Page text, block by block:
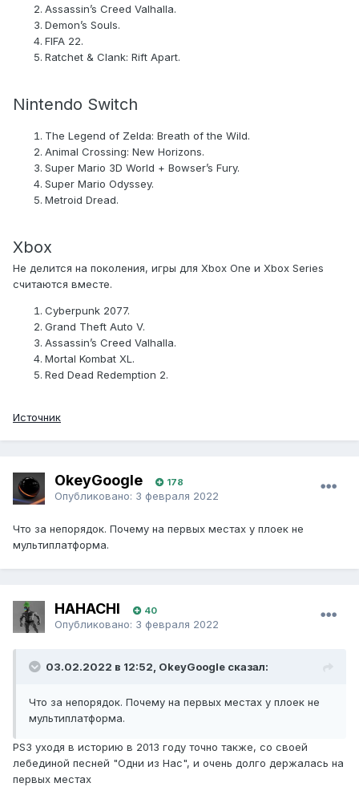
Assassin’s Creed Valhalla.
Demon’s Souls.
FIFA 22.
Ratchet & Clank: Rift Apart.
Nintendo Switch
The Legend of Zelda: Breath of the Wild.
Animal Crossing: New Horizons.
Super Mario 3D World + Bowser’s Fury.
Super Mario Odyssey.
Metroid Dread.
Xbox
Не делится на поколения, игры для Xbox One и Xbox Series
считаются вместе.
Cyberpunk 2077.
Grand Theft Auto V.
Assassin’s Creed Valhalla.
Mortal Kombat XL.
Red Dead Redemption 2.
Источник
OkeyGoogle 178
Опубликовано: 3 февраля 2022
Что за непорядок. Почему на первых местах у плоек не
мультиплатформа.
HAHACHI 40
Опубликовано: 3 февраля 2022
03.02.2022 в 12:52, OkeyGoogle сказал:
Что за непорядок. Почему на первых местах у плоек не
мультиплатформа.
PS3 уходя в историю в 2013 году точно также, со своей
лебединой песней "Одни из Нас", и очень долго держалась на
первых местах